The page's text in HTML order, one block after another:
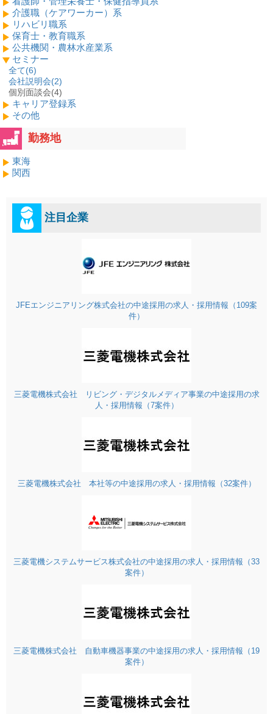
介護職（ケアワーカー）系
リハビリ職系
保育士・教育職系
公共機関・農林水産業系
セミナー
全て(6)
会社説明会(2)
個別面談会(4)
キャリア登録系
その他
勤務地
東海
関西
注目企業
JFEエンジニアリング株式会社の中途採用の求人・採用情報（109案
件）
三菱電機株式会社 リビング・デジタルメディア事業の中途採用の求
人・採用情報（7案件）
三菱電機株式会社 本社等の中途採用の求人・採用情報（32案件）
三菱電機システムサービス株式会社の中途採用の求人・採用情報（33
案件）
三菱電機株式会社 自動車機器事業の中途採用の求人・採用情報（19
案件）